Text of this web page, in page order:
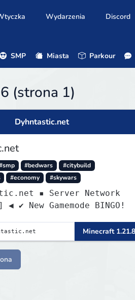
Wydarzenia Discord
SMP Miasta Parkour
(strona 1)
Dyhntastic.net
#bedwars
#citybuild
#economy #skywars
▪ Server Network
✔ New Gamemode BINGO!
Minecraft 1.21.8